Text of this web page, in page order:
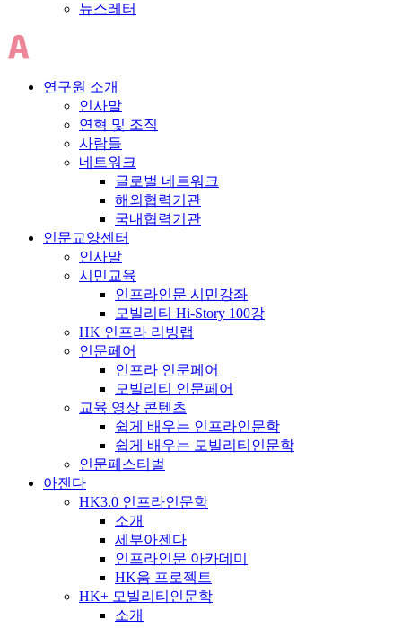
뉴스레터
연구원 소개
인사말
연혁 및 조직
사람들
네트워크
글로벌 네트워크
해외협력기관
국내협력기관
인문교양센터
인사말
시민교육
인프라인문 시민강좌
모빌리티 Hi-Story 100강
HK 인프라 리빙랩
인문페어
인프라 인문페어
모빌리티 인문페어
교육 영상 콘텐츠
쉽게 배우는 인프라인문학
쉽게 배우는 모빌리티인문학
인문페스티벌
아젠다
HK3.0 인프라인문학
소개
세부아젠다
인프라인문 아카데미
HK움 프로젝트
HK+ 모빌리티인문학
소개